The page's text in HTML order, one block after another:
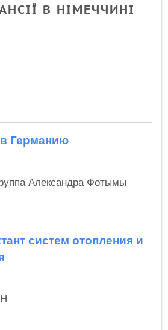
В НІМЕЧЧИНІ
Германию
Александра Фотымы
систем отопления и